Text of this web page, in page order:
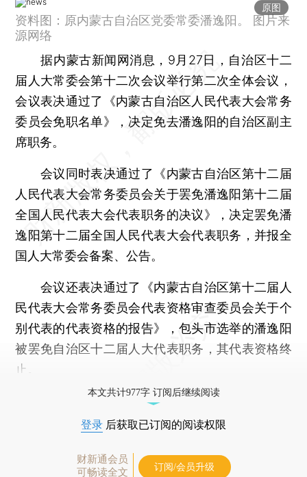
原图
资料图：原内蒙古自治区党委常委潘逸阳。 图片来
源网络
据内蒙古新闻网消息，9月27日，自治区十二
届人大常委会第十二次会议举行第二次全体会议，
会议表决通过了《内蒙古自治区人民代表大会常务
委员会免职名单》，决定免去潘逸阳的自治区副主
席职务。
会议同时表决通过了《内蒙古自治区第十二届
人民代表大会常务委员会关于罢免潘逸阳第十二届
全国人民代表大会代表职务的决议》，决定罢免潘
逸阳第十二届全国人民代表大会代表职务，并报全
国人大常委会备案、公告。
会议还表决通过了《内蒙古自治区第十二届人
民代表大会常务委员会代表资格审查委员会关于个
别代表的代表资格的报告》，包头市选举的潘逸阳
被罢免自治区十二届人大代表职务，其代表资格终
止。
本文共计977字 订阅后继续阅读
登录 后获取已订阅的阅读权限
财新通会员
可畅读全文
订阅/会员升级